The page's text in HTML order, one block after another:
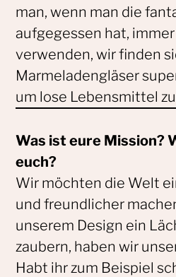
man, wenn man die
aufgegessen hat,
verwenden, wir finden
Marmeladengläser
um lose Lebensmittel
Was ist eure Mission?
euch?
Wir möchten die Welt
und freundlicher
unserem Design ein
zaubern, haben wir
Habt ihr zum Beispiel